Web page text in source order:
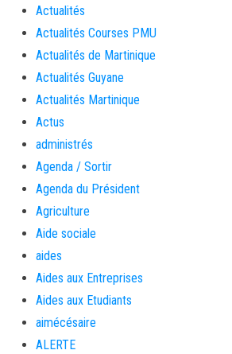
Actualités
Actualités Courses PMU
Actualités de Martinique
Actualités Guyane
Actualités Martinique
Actus
administrés
Agenda / Sortir
Agenda du Président
Agriculture
Aide sociale
aides
Aides aux Entreprises
Aides aux Etudiants
aimécésaire
ALERTE